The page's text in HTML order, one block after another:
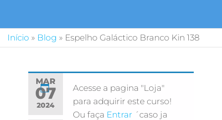
Início » Blog » Espelho Galáctico Branco Kin 138
MAR
07
2024
Acesse a pagina "Loja"
para adquirir este curso!
Ou faça Entrar ´caso ja